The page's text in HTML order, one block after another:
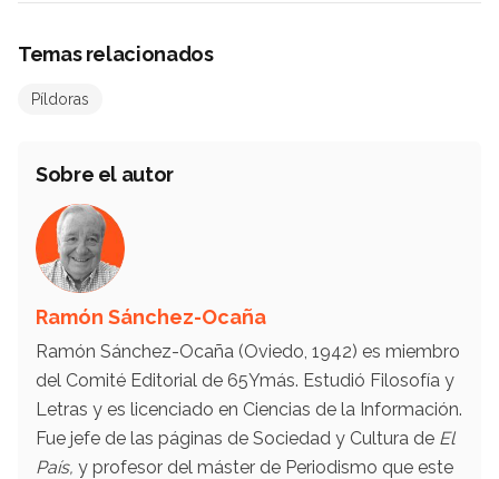
Temas relacionados
Píldoras
Sobre el autor
Ramón Sánchez-Ocaña
Ramón Sánchez-Ocaña (Oviedo, 1942) es miembro
del Comité Editorial de 65Ymás. Estudió Filosofía y
Letras y es licenciado en Ciencias de la Información.
Fue jefe de las páginas de Sociedad y Cultura de El
País, y profesor del máster de Periodismo que este